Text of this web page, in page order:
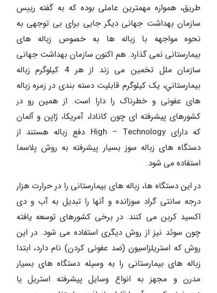
طریق، همواره مهمترین عاملی بوده که به گفته رییس
سازمان بهداشت جهانی دیگر جایی برای بی توجهی به
نحوه مواجهه با زباله ها به خصوص زباله های
بیمارستانی نمی گذارد. هم اکنون سازمان بهداشت جهانی
سازمان ملل تخمین می زند از هر 4 كيلوگرم زباله
بيمارستاني، يک کیلوگرم قابلیت دسته بندی در زمره زباله
های عفونی و خطرناک را دارا است. از همین رو در
کشورهای پیشرفته ای چون کانادا، آمریکا، ژاپن و آلمان
که دارای High – Technology دفع زباله هستند از
دستگاه های زباله سوز بسیار پیشرفته به روش پلاسما
استفاده می شود.
در این دستگاه ها، زباله های بیمارستانی را در حرارت هزار
درجه سانتی گراد سوزانده و آنها را تبدیل به آب و دی
اکسید کربن می کنند. در برخی کشورهای توسعه یافته
چون سوئد نیز از روش دیگری استفاده می شود. در این
روش که استریلزاسیون (ضد عفونی کردن) نام دارد، ابتدا
زباله های بیمارستانی را به وسیله دستگاه های بسیار
مدرن و مجهز به انواع وسایل پیشرفته استریل یا